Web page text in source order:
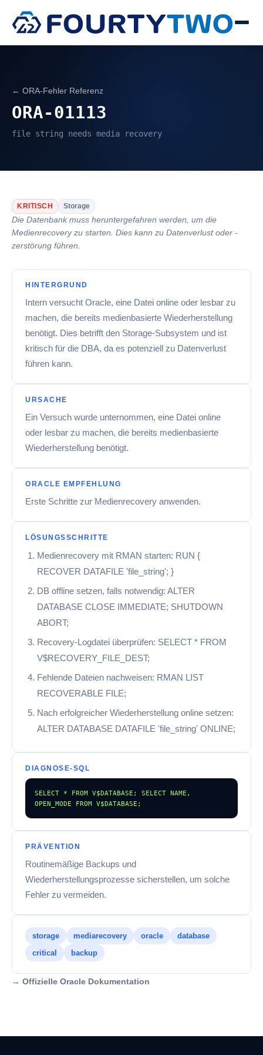
← ORA-Fehler Referenz
ORA-01113
file string needs media recovery
KRITISCH Storage
Die Datenbank muss heruntergefahren werden, um die
Medienrecovery zu starten. Dies kann zu Datenverlust oder -
zerstörung führen.
HINTERGRUND
Intern versucht Oracle, eine Datei online oder lesbar zu
machen, die bereits medienbasierte Wiederherstellung
benötigt. Dies betrifft den Storage-Subsystem und ist
kritisch für die DBA, da es potenziell zu Datenverlust
führen kann.
URSACHE
Ein Versuch wurde unternommen, eine Datei online
oder lesbar zu machen, die bereits medienbasierte
Wiederherstellung benötigt.
ORACLE EMPFEHLUNG
Erste Schritte zur Medienrecovery anwenden.
LÖSUNGSSCHRITTE
Medienrecovery mit RMAN starten: RUN {
RECOVER DATAFILE 'file_string'; }
DB offline setzen, falls notwendig: ALTER
DATABASE CLOSE IMMEDIATE; SHUTDOWN
ABORT;
Recovery-Logdatei überprüfen: SELECT * FROM
V$RECOVERY_FILE_DEST;
Fehlende Dateien nachweisen: RMAN LIST
RECOVERABLE FILE;
Nach erfolgreicher Wiederherstellung online setzen:
ALTER DATABASE DATAFILE 'file_string' ONLINE;
DIAGNOSE-SQL
SELECT * FROM V$DATABASE; SELECT NAME,
OPEN_MODE FROM V$DATABASE;
PRÄVENTION
Routinemäßige Backups und
Wiederherstellungsprozesse sicherstellen, um solche
Fehler zu vermeiden.
storage mediarecovery oracle
database
critical
backup
→ Offizielle Oracle Dokumentation